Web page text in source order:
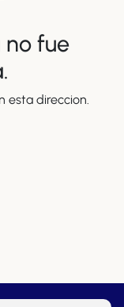
no fue
esta direccion.